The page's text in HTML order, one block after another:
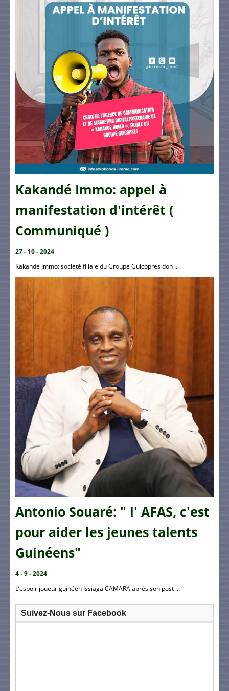
Kakandé Immo: appel à
manifestation d'intérêt (
Communiqué )
27 - 10 - 2024
Kakandé Immo: société filiale du Groupe Guicopres don ...
Antonio Souaré: " l' AFAS, c'est
pour aider les jeunes talents
Guinéens"
4 - 9 - 2024
L’espoir joueur guinéen Issiaga CAMARA après son post ...
Suivez-Nous sur Facebook